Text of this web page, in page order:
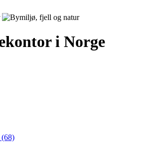
i Norge
(68)